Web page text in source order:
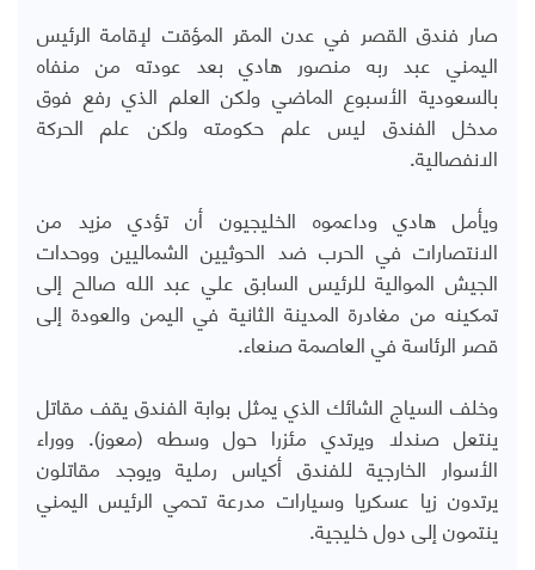
صار فندق القصر في عدن المقر المؤقت لإقامة الرئيس
اليمني عبد ربه منصور هادي بعد عودته من منفاه
بالسعودية الأسبوع الماضي ولكن العلم الذي رفع فوق
مدخل الفندق ليس علم حكومته ولكن علم الحركة
الانفصالية.
ويأمل هادي وداعموه الخليجيون أن تؤدي مزيد من
الانتصارات في الحرب ضد الحوثيين الشماليين ووحدات
الجيش الموالية للرئيس السابق علي عبد الله صالح إلى
تمكينه من مغادرة المدينة الثانية في اليمن والعودة إلى
قصر الرئاسة في العاصمة صنعاء.
وخلف السياج الشائك الذي يمثل بوابة الفندق يقف مقاتل
ينتعل صندلا ويرتدي مئزرا حول وسطه (معوز). ووراء
الأسوار الخارجية للفندق أكياس رملية ويوجد مقاتلون
يرتدون زيا عسكريا وسيارات مدرعة تحمي الرئيس اليمني
ينتمون إلى دول خليجية.